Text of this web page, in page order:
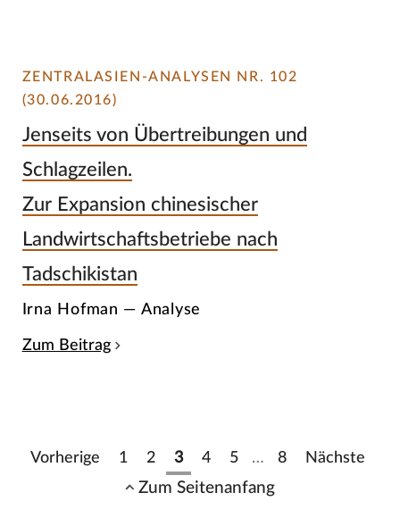
ZENTRALASIEN-ANALYSEN NR. 102
(30.06.2016)
Jenseits von Übertreibungen und
Schlagzeilen.
Zur Expansion chinesischer
Landwirtschaftsbetriebe nach
Tadschikistan
Irna Hofman — Analyse
Zum Beitrag
Vorherige 1 2 3 4 5 … 8 Nächste
Zum Seitenanfang